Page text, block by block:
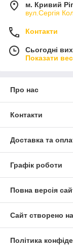
м. Кривий Ріг
вул.Сергія
Контакти
Сьогодні
Показати
Про нас
Контакти
Доставка та
Графік роботи
Повна версія
Сайт створено
Політика